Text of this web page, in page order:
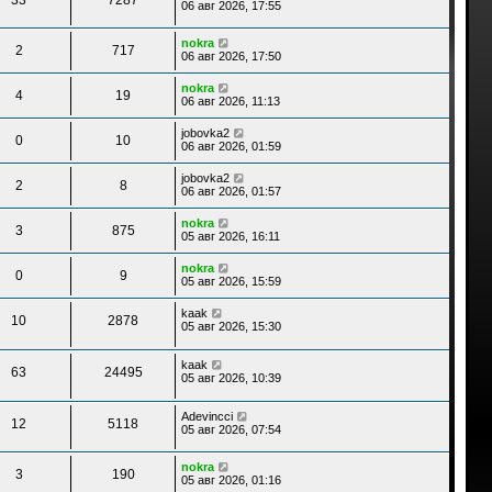
06 авг 2026, 17:55
2 717
nokra
06 авг 2026, 17:50
4 19
nokra
06 авг 2026, 11:13
0 10
jobovka2
06 авг 2026, 01:59
2 8
jobovka2
06 авг 2026, 01:57
3 875
nokra
05 авг 2026, 16:11
0 9
nokra
05 авг 2026, 15:59
10 2878
kaak
05 авг 2026, 15:30
63 24495
kaak
05 авг 2026, 10:39
12 5118
Adevincci
05 авг 2026, 07:54
3 190
nokra
05 авг 2026, 01:16